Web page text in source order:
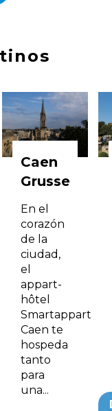
Caen
Grusse
En el
corazón
de la
ciudad,
el
appart-
hôtel
Smartappart
Caen te
hospeda
tanto
para
una...